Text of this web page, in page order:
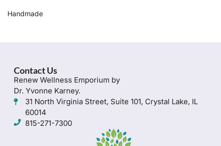
Handmade
Contact Us
Renew Wellness Emporium by
Dr. Yvonne Karney.
31 North Virginia Street, Suite 101, Crystal Lake, IL
60014
815-271-7300